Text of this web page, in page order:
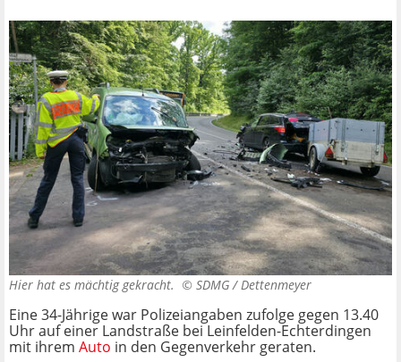
Hier hat es mächtig gekracht. © SDMG / Dettenmeyer
Eine 34-Jährige war Polizeiangaben zufolge gegen 13.40
Uhr auf einer Landstraße bei Leinfelden-Echterdingen
mit ihrem Auto in den Gegenverkehr geraten.